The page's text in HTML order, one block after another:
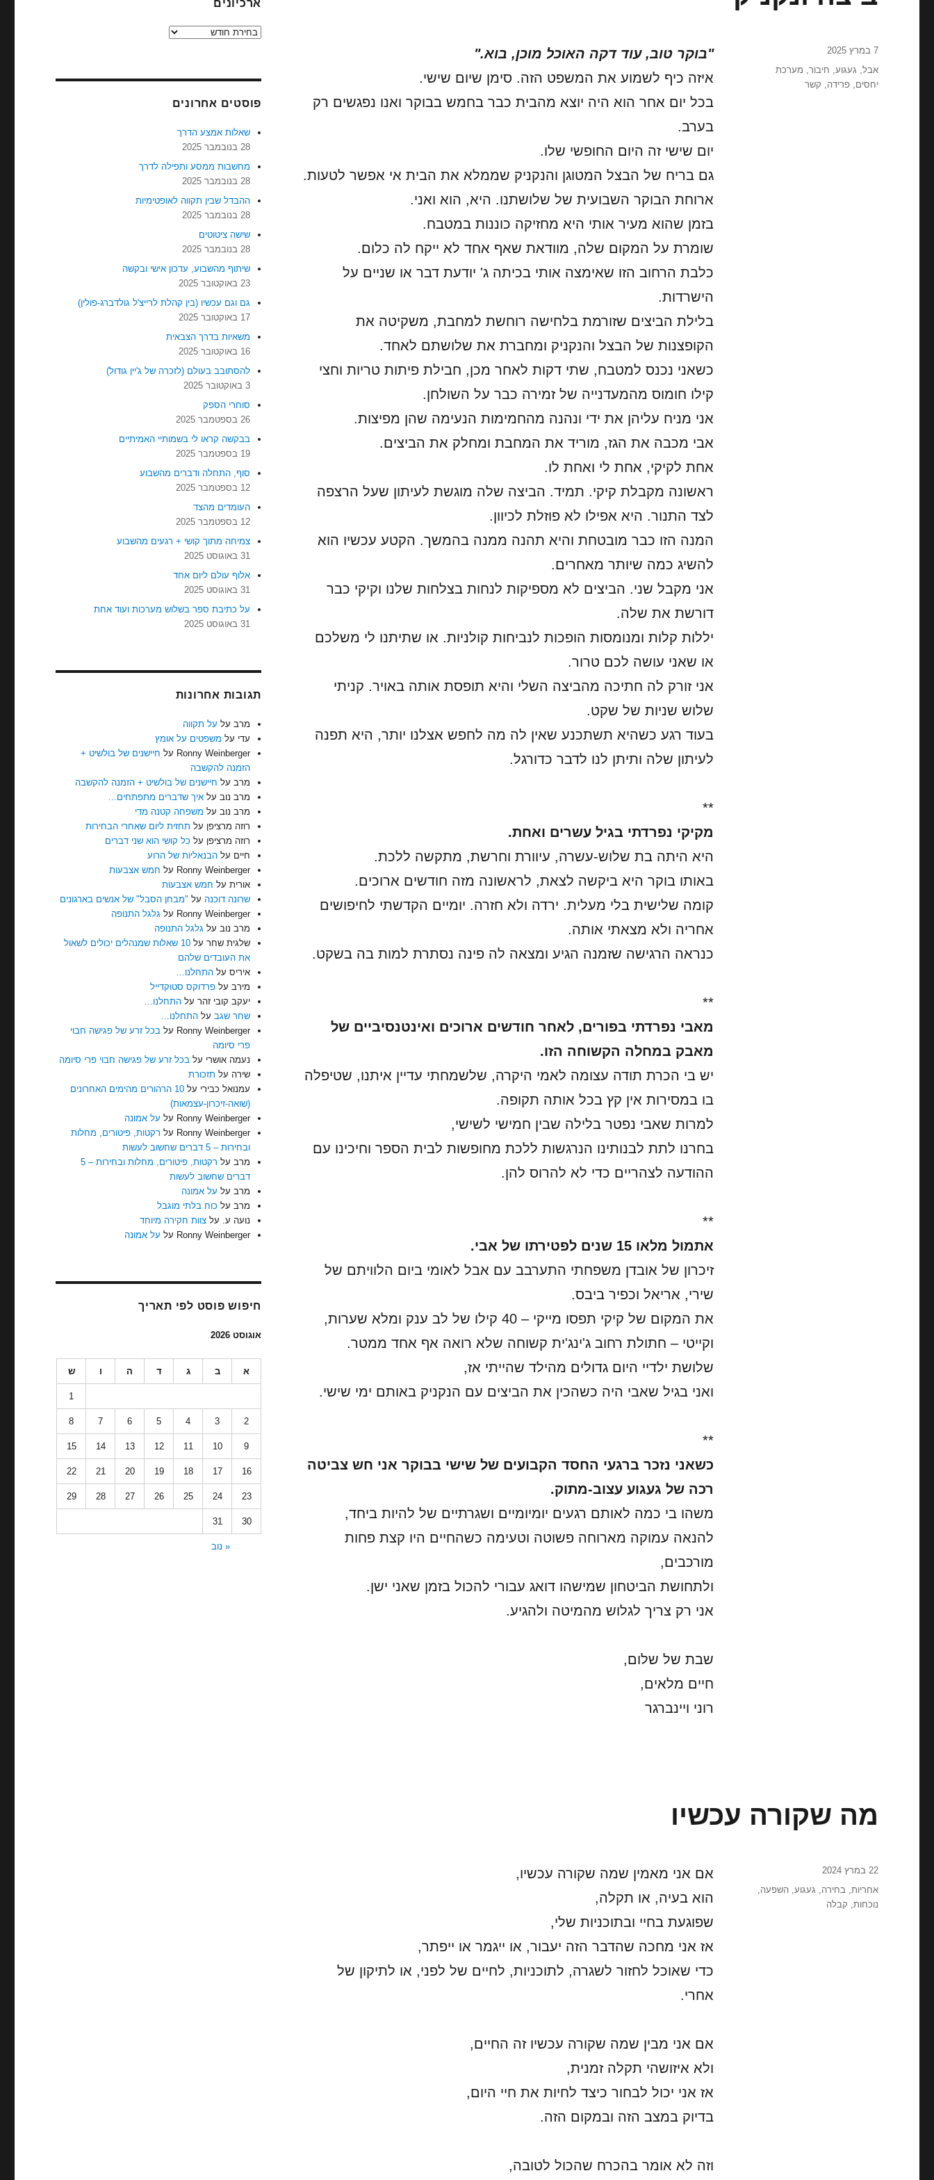
"בוקר טוב, עוד דקה האוכל מוכן, בוא."
איזה כיף לשמוע את המשפט הזה. סימן שיום שישי.
בכל יום אחר הוא היה יוצא מהבית כבר בחמש בבוקר ואנו נפגשים רק
בערב.
יום שישי זה היום החופשי שלו.
גם בריח של הבצל המטוגן והנקניק שממלא את הבית אי אפשר לטעות.
ארוחת הבוקר השבועית של שלושתנו. היא, הוא ואני.
בזמן שהוא מעיר אותי היא מחזיקה כוננות במטבח.
שומרת על המקום שלה, מוודאת שאף אחד לא ייקח לה כלום.
כלבת הרחוב הזו שאימצה אותי בכיתה ג' יודעת דבר או שניים על
הישרדות.
בלילת הביצים שזורמת בלחישה רוחשת למחבת, משקיטה את
הקופצנות של הבצל והנקניק ומחברת את שלושתם לאחד.
כשאני נכנס למטבח, שתי דקות לאחר מכן, חבילת פיתות טריות וחצי
קילו חומוס מהמעדנייה של זמירה כבר על השולחן.
אני מניח עליהן את ידי ונהנה מהחמימות הנעימה שהן מפיצות.
אבי מכבה את הגז, מוריד את המחבת ומחלק את הביצים.
אחת לקיקי, אחת לי ואחת לו.
ראשונה מקבלת קיקי. תמיד. הביצה שלה מוגשת לעיתון שעל הרצפה
לצד התנור. היא אפילו לא פוזלת לכיוון.
המנה הזו כבר מובטחת והיא תהנה ממנה בהמשך. הקטע עכשיו הוא
להשיג כמה שיותר מאחרים.
אני מקבל שני. הביצים לא מספיקות לנחות בצלחות שלנו וקיקי כבר
דורשת את שלה.
יללות קלות ומנומסות הופכות לנביחות קולניות. או שתיתנו לי משלכם
או שאני עושה לכם טרור.
אני זורק לה חתיכה מהביצה השלי והיא תופסת אותה באויר. קניתי
שלוש שניות של שקט.
בעוד רגע כשהיא תשתכנע שאין לה מה לחפש אצלנו יותר, היא תפנה
לעיתון שלה ותיתן לנו לדבר כדורגל.
**
מקיקי נפרדתי בגיל עשרים ואחת.
היא היתה בת שלוש-עשרה, עיוורת וחרשת, מתקשה ללכת.
באותו בוקר היא ביקשה לצאת, לראשונה מזה חודשים ארוכים.
קומה שלישית בלי מעלית. ירדה ולא חזרה. יומיים הקדשתי לחיפושים
אחריה ולא מצאתי אותה.
כנראה הרגישה שזמנה הגיע ומצאה לה פינה נסתרת למות בה בשקט.
**
מאבי נפרדתי בפורים, לאחר חודשים ארוכים ואינטנסיביים של
מאבק במחלה הקשוחה הזו.
יש בי הכרת תודה עצומה לאמי היקרה, שלשמחתי עדיין איתנו, שטיפלה
בו במסירות אין קץ בכל אותה תקופה.
למרות שאבי נפטר בלילה שבין חמישי לשישי,
בחרנו לתת לבנותינו הנרגשות ללכת מחופשות לבית הספר וחיכינו עם
ההודעה לצהריים כדי לא להרוס להן.
**
אתמול מלאו 15 שנים לפטירתו של אבי.
זיכרון של אובדן משפחתי התערבב עם אבל לאומי ביום הלוויתם של
שירי, אריאל וכפיר ביבס.
את המקום של קיקי תפסו מייקי – 40 קילו של לב ענק ומלא שערות,
וקייטי – חתולת רחוב ג'ינג'ית קשוחה שלא רואה אף אחד ממטר.
שלושת ילדיי היום גדולים מהילד שהייתי אז,
ואני בגיל שאבי היה כשהכין את הביצים עם הנקניק באותם ימי שישי.
**
כשאני נזכר ברגעי החסד הקבועים של שישי בבוקר אני חש צביטה
רכה של געגוע עצוב-מתוק.
משהו בי כמה לאותם רגעים יומיומיים ושגרתיים של להיות ביחד,
להנאה עמוקה מארוחה פשוטה וטעימה כשהחיים היו קצת פחות
מורכבים,
ולתחושת הביטחון שמישהו דואג עבורי להכול בזמן שאני ישן.
אני רק צריך לגלוש מהמיטה ולהגיע.
שבת של שלום,
חיים מלאים,
רוני ויינברגר
פורסם
בתאריך
7 במרץ 2025
תגיות
אבל, געגוע, חיבור, מערכת
יחסים,פרידה, קשר
מה שקורה עכשיו
אם אני מאמין שמה שקורה עכשיו,
הוא בעיה, או תקלה,
שפוגעת בחיי ובתוכניות שלי,
אז אני מחכה שהדבר הזה יעבור, או ייגמר או ייפתר,
כדי שאוכל לחזור לשגרה, לתוכניות, לחיים של לפני, או לתיקון של
אחרי.
אם אני מבין שמה שקורה עכשיו זה החיים,
ולא איזושהי תקלה זמנית,
אז אני יכול לבחור כיצד לחיות את חיי היום,
בדיוק במצב הזה ובמקום הזה.
וזה לא אומר בהכרח שהכול לטובה,
פורסם
22 במרץ 2024
תגיות
אחריות,בחירה, געגוע,השפעה,
נוכחות, קבלה
ארכיונים
ארכיונים
פוסטים אחרונים
שאלות אמצע הדרך
28 בנובמבר 2025
מחשבות ממסע ותפילה לדרך
28 בנובמבר 2025
ההבדל שבין תקווה לאופטימיות
28 בנובמבר 2025
שישה ציטוטים
28 בנובמבר 2025
שיתוף מהשבוע, עדכון אישי ובקשה
23 באוקטובר 2025
גם וגם עכשיו (בין קהלת לרייצ'ל גולדברג-פולין)
17 באוקטובר 2025
משאיות בדרך הצבאית
16 באוקטובר 2025
להסתובב בעולם (לזכרה של ג'יין גודול)
3 באוקטובר 2025
סוחרי הספק
26 בספטמבר 2025
בבקשה קראו לי בשמותיי האמיתיים
19 בספטמבר 2025
סוף, התחלה ודברים מהשבוע
12 בספטמבר 2025
העומדים מהצד
12 בספטמבר 2025
צמיחה מתוך קושי + רגעים מהשבוע
31 באוגוסט 2025
אלוף עולם ליום אחד
31 באוגוסט 2025
על כתיבת ספר בשלוש מערכות ועוד אחת
31 באוגוסט 2025
תגובות אחרונות
מרב על על תקווה
עדי על משפטים על אומץ
Ronny Weinberger על חיישנים של בולשיט +
הזמנה להקשבה
מרב על חיישנים של בולשיט + הזמנה להקשבה
מרב נוב עלאיך שדברים מתפתחים…
מרב נוב על משפחה קטנה מדי
רוזה מרציפן על תחזית ליום שאחרי הבחירות
רוזה מרציפן על כל קושי הוא שני דברים
חיים עלהבנאליות של הרוע
Ronny Weinberger על חמש אצבעות
אורית על חמש אצבעות
שרונה דוכנה על "מבחן הסבל" של אנשים בארגונים
Ronny Weinberger על גלגל התנופה
מרב נוב על גלגל התנופה
שלגית שחר על
10 שאלות שמנהלים יכולים לשאול
את העובדים שלהם
איריס עלהתחלנו…
מירב עלפרדוקס סטוקדייל
יעקב קובי זהר עלהתחלנו…
שחר שגב עלהתחלנו…
Ronny Weinberger עלבכל זרע של פגישה חבוי
פרי סיומה
נעמה אושרי עלבכל זרע של פגישה חבוי פרי סיומה
שירה על תזכורת
עמנואל כבירי על
10 הרהורים מהימים האחרונים
(שואה-זיכרון-עצמאות)
Ronny Weinberger על על אמונה
Ronny Weinberger על רקטות, פיטורים, מחלות
ובחירות – 5 דברים שחשוב לעשות
מרב על
רקטות, פיטורים, מחלות ובחירות – 5
דברים שחשוב לעשות
מרב על על אמונה
מרב על כוח בלתי מוגבל
נועה ע. עלצוות חקירה מיוחד
Ronny Weinberger על על אמונה
חיפוש פוסט לפי תאריך
אוגוסט 2026
א ב ג ד ה ו ש
1
2
3
4
5
6
7
8
9
10
11
12
13
14
15
16
17
18
19
20
21
22
23
24
25
26
27
28
29
30
31
« נוב